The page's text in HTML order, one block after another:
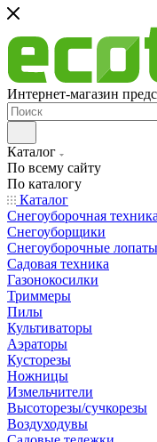
Интернет-магазин
Каталог
По всему сайту
По каталогу
Каталог
Снегоуборочная техника
Снегоуборщики
Снегоуборочные лопаты
Садовая техника
Газонокосилки
Триммеры
Пилы
Культиваторы
Аэраторы
Кусторезы
Ножницы
Измельчители
Высоторезы/сучкорезы
Воздуходувы